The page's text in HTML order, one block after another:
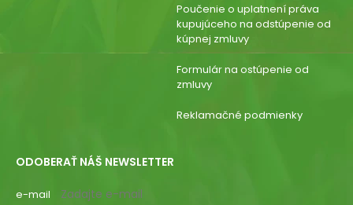
Poučenie o uplatnení práva
kupujúceho na odstúpenie od
kúpnej zmluvy
Formulár na ostúpenie od
zmluvy
Reklamačné podmienky
ODOBERAŤ NÁŠ NEWSLETTER
e-mail